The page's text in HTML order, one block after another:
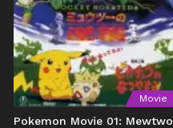
Movie
Pokemon Movie 01: Mewtwo